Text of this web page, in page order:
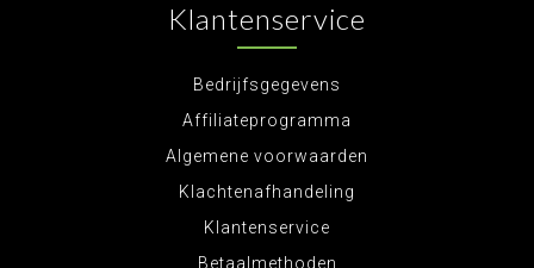
Klantenservice
Bedrijfsgegevens
Affiliateprogramma
Algemene voorwaarden
Klachtenafhandeling
Klantenservice
Betaalmethoden